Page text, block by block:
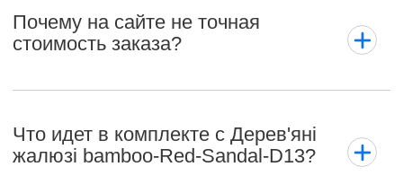
Почему на сайте не точная
стоимость заказа?
Что идет в комплекте с Дерев'яні
жалюзі bamboo-Red-Sandal-D13?